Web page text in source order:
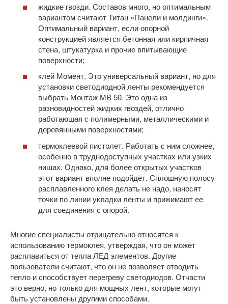
жидкие гвозди. Составов много, но оптимальным
вариантом считают Титан «Панели и молдинги».
Оптимальный вариант, если опорной
конструкцией является бетонная или кирпичная
стена, штукатурка и прочие впитывающие
поверхности;
клей Момент. Это универсальный вариант, но для
установки светодиодной ленты рекомендуется
выбрать Монтаж МВ 50. Это одна из
разновидностей жидких гвоздей, отлично
работающая с полимерными, металлическими и
деревянными поверхностями;
термоклеевой пистолет. Работать с ним сложнее,
особенно в труднодоступных участках или узких
нишах. Однако, для более открытых участков
этот вариант вполне подойдет. Сплошную полосу
расплавленного клея делать не надо, наносят
точки по линии укладки ленты и прижимают ее
для соединения с опорой.
Многие специалисты отрицательно относятся к
использованию термоклея, утверждая, что он может
расплавиться от тепла ЛЕД элементов. Другие
пользователи считают, что он не позволяет отводить
тепло и способствует перегреву светодиодов. Отчасти
это верно, но только для мощных лент, которые могут
быть установлены другими способами.